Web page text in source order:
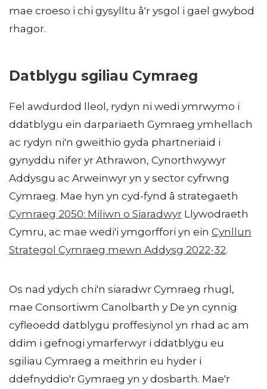
mae croeso i chi gysylltu â'r ysgol i gael gwybod
rhagor.
Datblygu sgiliau Cymraeg
Fel awdurdod lleol, rydyn ni wedi ymrwymo i
ddatblygu ein darpariaeth Gymraeg ymhellach
ac rydyn ni'n gweithio gyda phartneriaid i
gynyddu nifer yr Athrawon, Cynorthwywyr
Addysgu ac Arweinwyr yn y sector cyfrwng
Cymraeg. Mae hyn yn cyd-fynd â strategaeth
Cymraeg 2050: Miliwn o Siaradwyr Llywodraeth
Cymru, ac mae wedi'i ymgorffori yn ein Cynllun
Strategol Cymraeg mewn Addysg 2022-32.
Os nad ydych chi'n siaradwr Cymraeg rhugl,
mae Consortiwm Canolbarth y De yn cynnig
cyfleoedd datblygu proffesiynol yn rhad ac am
ddim i gefnogi ymarferwyr i ddatblygu eu
sgiliau Cymraeg a meithrin eu hyder i
ddefnyddio'r Gymraeg yn y dosbarth. Mae'r